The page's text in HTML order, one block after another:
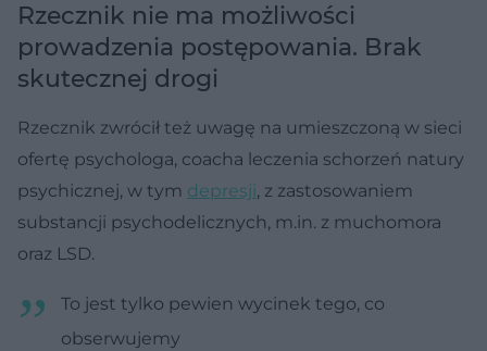
Rzecznik nie ma możliwości
prowadzenia postępowania. Brak
skutecznej drogi
Rzecznik zwrócił też uwagę na umieszczoną w sieci
ofertę psychologa, coacha leczenia schorzeń natury
psychicznej, w tym depresji, z zastosowaniem
substancji psychodelicznych, m.in. z muchomora
oraz LSD.
To jest tylko pewien wycinek tego, co
obserwujemy